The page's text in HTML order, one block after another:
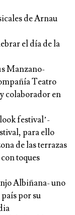
de Arnau
el día de la
Manzano-
Teatro
colaborador en
festival’-
para ello
de las terrazas
toques
Albiñana- uno
por su